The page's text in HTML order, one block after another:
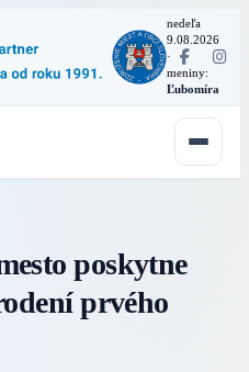
nedeľa
9.08.2026
·
meniny:
Ľubomíra
poskytne
prvého